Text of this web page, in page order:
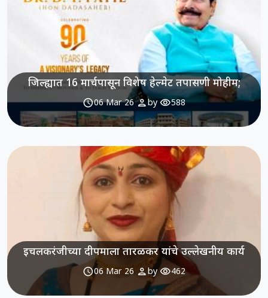
जिल्ह्यात 16 मार्चपासून विशेष हेल्मेट तपासणी मोहीम;
schedule06 Mar 26 personby visibility588
इचलकरंजीच्या दीपमाला तारळकर यांचे उल्लेखनीय कार्य
schedule06 Mar 26 personby visibility462